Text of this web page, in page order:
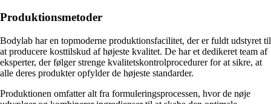
Produktionsmetoder
Bodylab har en topmoderne produktionsfacilitet, der er fuldt udstyret til
at producere kosttilskud af højeste kvalitet. De har et dedikeret team af
eksperter, der følger strenge kvalitetskontrolprocedurer for at sikre, at
alle deres produkter opfylder de højeste standarder.
Produktionen omfatter alt fra formuleringsprocessen, hvor de nøje